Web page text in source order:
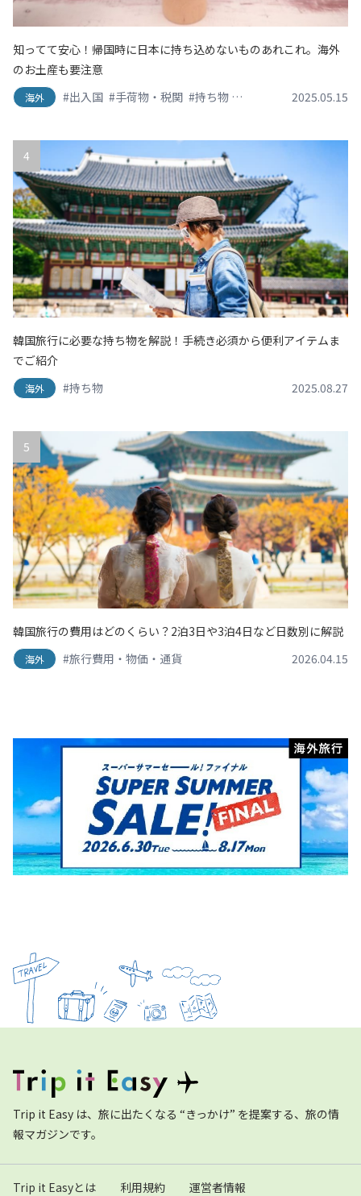
知ってて安心！帰国時に日本に持ち込めないものあれこれ。海外
のお土産も要注意
海外 #出入国 #手荷物・税関 #持ち物 #渡航情報 #空港
2025.05.15
4
韓国旅行に必要な持ち物を解説！手続き必須から便利アイテムま
でご紹介
海外 #持ち物 2025.08.27
5
韓国旅行の費用はどのくらい？2泊3日や3泊4日など日数別に解説
海外 #旅行費用・物価・通貨 2026.04.15
Trip it Easy は、旅に出たくなる “きっかけ” を提案する、旅の情
報マガジンです。
Trip it Easyとは 利用規約 運営者情報